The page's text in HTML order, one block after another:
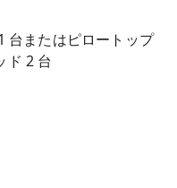
台またはピロートップ
ド 2 台